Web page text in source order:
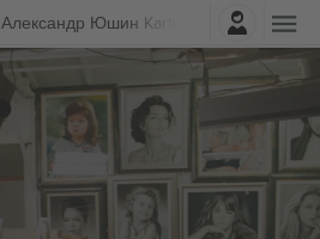
Александр Юшин Karte
Najavite se